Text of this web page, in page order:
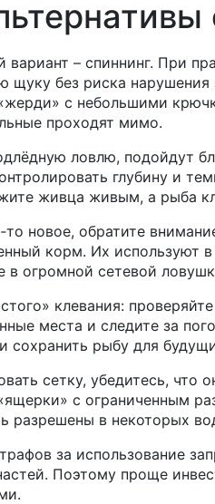
– спиннинг. При
без риска нарушения
с небольшими
проходят мимо.
ловлю, подойдут
глубину и
живца живым, а рыба
новое, обратите
корм. Их используют
в огромной сетевой
клевания:
места и следите за
сохранить рыбу для
сетку, убедитесь, что
с ограниченным
разрешены в некоторых
за использование
Поэтому проще